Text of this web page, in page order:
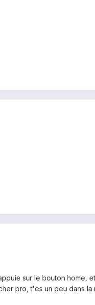
sur le bouton home,
pro, t'es un peu dans la